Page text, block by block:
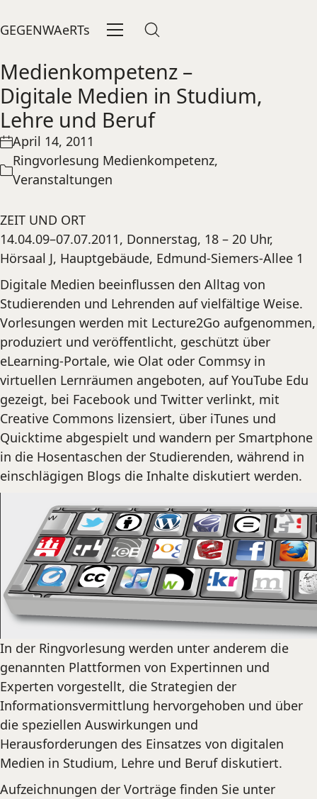
GEGENWAeRTs
Medienkompetenz –
Digitale Medien in Studium,
Lehre und Beruf
April 14, 2011
Ringvorlesung Medienkompetenz,
Veranstaltungen
ZEIT UND ORT
14.04.09–07.07.2011, Donnerstag, 18 – 20 Uhr,
Hörsaal J, Hauptgebäude, Edmund-Siemers-Allee 1
Digitale Medien beeinflussen den Alltag von
Studierenden und Lehrenden auf vielfältige Weise.
Vorlesungen werden mit Lecture2Go aufgenommen,
produziert und veröffentlicht, geschützt über
eLearning-Portale, wie Olat oder Commsy in
virtuellen Lernräumen angeboten, auf YouTube Edu
gezeigt, bei Facebook und Twitter verlinkt, mit
Creative Commons lizensiert, über iTunes und
Quicktime abgespielt und wandern per Smartphone
in die Hosentaschen der Studierenden, während in
einschlägigen Blogs die Inhalte diskutiert werden.
In der Ringvorlesung werden unter anderem die
genannten Plattformen von Expertinnen und
Experten vorgestellt, die Strategien der
Informationsvermittlung hervorgehoben und über
die speziellen Auswirkungen und
Herausforderungen des Einsatzes von digitalen
Medien in Studium, Lehre und Beruf diskutiert.
Aufzeichnungen der Vorträge finden Sie unter